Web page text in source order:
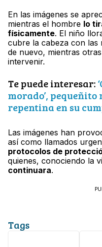
En las imágenes se
mientras el hombre lo
físicamente. El niño
cubre la cabeza con las
de nuevo, mientras
intervenir.
Te puede interesar:
morado’,
repentina en su
Las imágenes han
así como llamados
protocolos de
quienes, conociendo la
continuara.
Tags